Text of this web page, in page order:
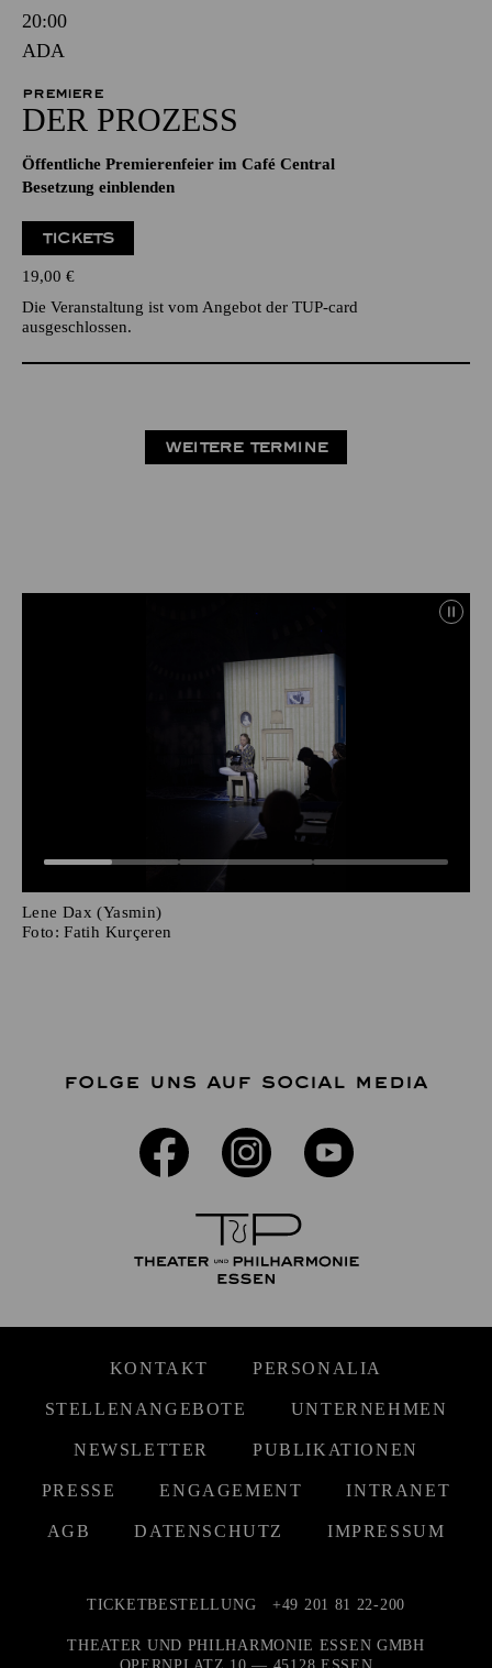
20:00
ADA
PREMIERE
DER PROZESS
Öffentliche Premierenfeier im Café Central
Besetzung einblenden
TICKETS
19,00 €
Die Veranstaltung ist vom Angebot der TUP-card
ausgeschlossen.
WEITERE TERMINE
Lene Dax (Yasmin)
Foto: Fatih Kurçeren
FOLGE UNS AUF SOCIAL MEDIA
KONTAKT PERSONALIA
STELLENANGEBOTE UNTERNEHMEN
NEWSLETTER PUBLIKATIONEN
PRESSE ENGAGEMENT INTRANET
AGB DATENSCHUTZ IMPRESSUM
TICKETBESTELLUNG +49 201 81 22-200
THEATER UND PHILHARMONIE ESSEN GMBH